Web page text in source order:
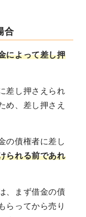
合
によって差し押
差し押さえられ
め、差し押さえ
の債権者に差し
られる前であれ
、まず借金の債
らってから売り